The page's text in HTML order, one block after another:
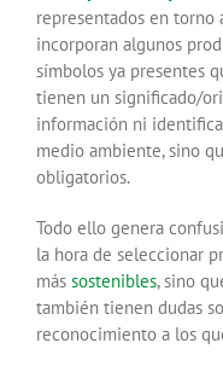
representados en torno
incorporan algu­nos
símbolos ya presentes
tienen un significado/
información ni
medio ambiente, sino
obligatorios.
Todo ello genera
la hora de seleccionar
más sostenibles, sino
también tie­nen dudas
reconocimiento a los